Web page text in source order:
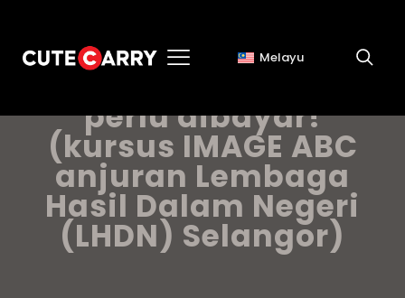
Melayu
perlu dibayar!
(kursus IMAGE ABC
anjuran Lembaga
Hasil Dalam Negeri
(LHDN) Selangor)